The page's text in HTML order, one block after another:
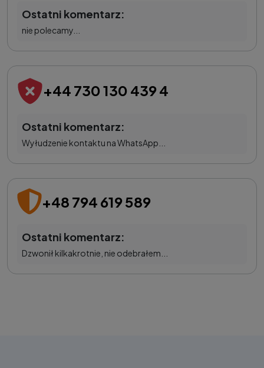
Ostatni komentarz:
nie polecamy...
+44 730 130 439 4
Ostatni komentarz:
Wyłudzenie kontaktu na WhatsApp...
+48 794 619 589
Ostatni komentarz:
Dzwonił kilkakrotnie, nie odebrałem...